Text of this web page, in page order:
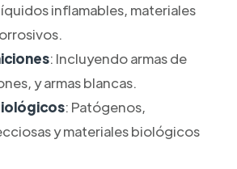
inflamables, materiales
: Incluyendo armas de
y armas blancas.
: Patógenos,
y materiales biológicos